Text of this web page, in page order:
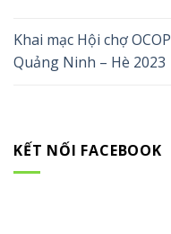
Khai mạc Hội chợ OCOP
Quảng Ninh – Hè 2023
KẾT NỐI FACEBOOK